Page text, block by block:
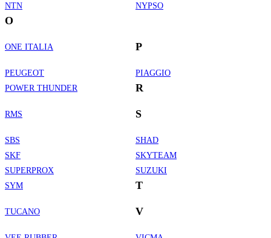
NTN
NYPSO
O
ONE ITALIA P
PEUGEOT
PIAGGIO
POWER THUNDER
R
RMS S
SBS
SHAD
SKF
SKYTEAM
SUPERPROX
SUZUKI
SYM
T
TUCANO V